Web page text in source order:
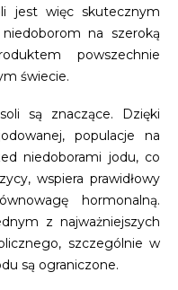
jest więc skutecznym
na szeroką
powszechnie
świecie.
są znaczące. Dzięki
populacje na
niedoborami jodu, co
wspiera prawidłowy
hormonalną.
z najważniejszych
szczególnie w
są ograniczone.